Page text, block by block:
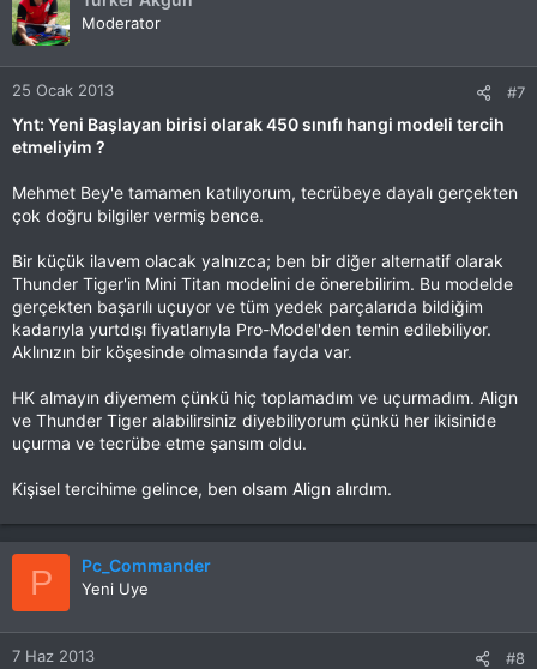
Moderator
25 Ocak 2013 #7
Ynt: Yeni Başlayan birisi olarak 450 sınıfı hangi modeli tercih
etmeliyim ?
Mehmet Bey'e tamamen katılıyorum, tecrübeye dayalı gerçekten
çok doğru bilgiler vermiş bence.
Bir küçük ilavem olacak yalnızca; ben bir diğer alternatif olarak
Thunder Tiger'in Mini Titan modelini de önerebilirim. Bu modelde
gerçekten başarılı uçuyor ve tüm yedek parçalarıda bildiğim
kadarıyla yurtdışı fiyatlarıyla Pro-Model'den temin edilebiliyor.
Aklınızın bir köşesinde olmasında fayda var.
HK almayın diyemem çünkü hiç toplamadım ve uçurmadım. Align
ve Thunder Tiger alabilirsiniz diyebiliyorum çünkü her ikisinide
uçurma ve tecrübe etme şansım oldu.
Kişisel tercihime gelince, ben olsam Align alırdım.
P Pc_Commander
Yeni Uye
7 Haz 2013 #8